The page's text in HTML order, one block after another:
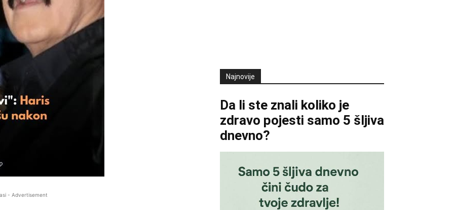
- Advertisement
Najnovije
Da li ste znali koliko je
zdravo pojesti samo 5 šljiva
dnevno?